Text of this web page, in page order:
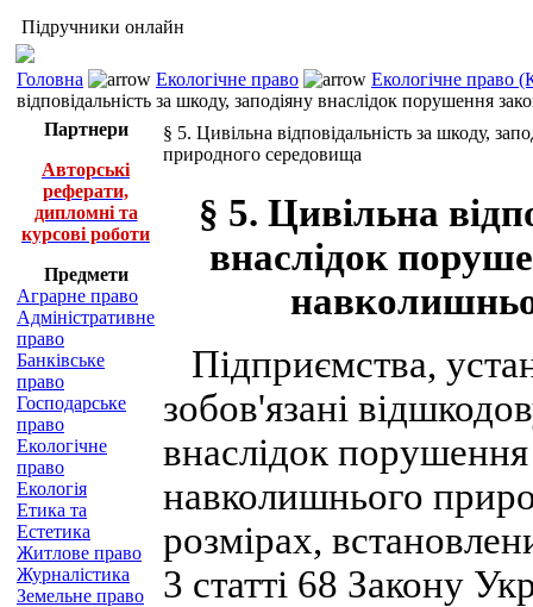
Підручники онлайн
Головна Екологічне право
Екологічне право
відповідальність за шкоду, заподіяну внаслідок порушення
Партнери
Авторські
реферати,
дипломні та
курсові роботи
Предмети
Аграрне право
Адміністративне
право
Банківське
право
Господарське
право
Екологічне
право
Екологія
Етика та
Естетика
Житлове право
Журналістика
Земельне право
§ 5. Цивільна відповідальність за шкоду,
природного середовища
§ 5. Цивільна
внаслідок
Підприємства,
зобов'язані
внаслідок
навколишнього
розмірах,
3 статті 68 Закону